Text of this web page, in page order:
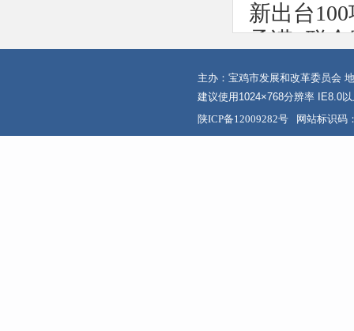
新出台
承诺+联
事一次办
理，企业
力提升上
主办：宝鸡市发展和改革委员会
建议使用1024×768分辨率 IE8.0
陕ICP备12009282号
网站标识码